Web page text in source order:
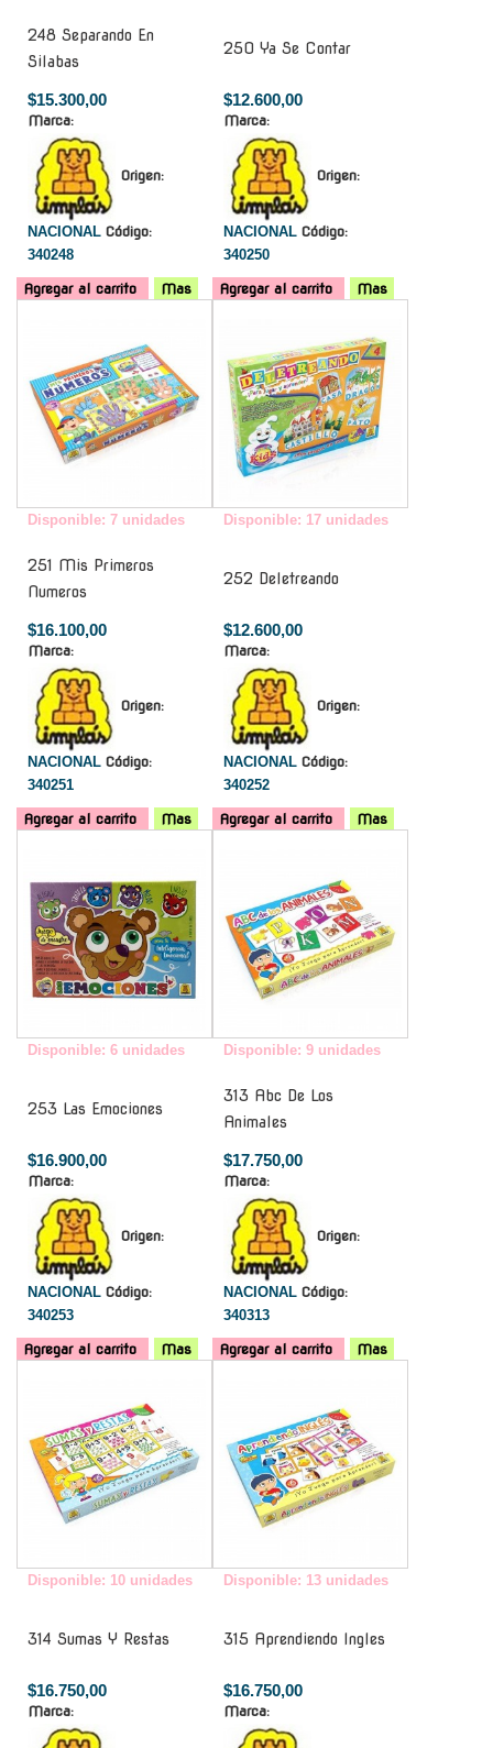
248 Separando En
Silabas
$15.300,00
Marca:
Origen:
NACIONAL Código:
340248
Agregar al carrito Mas
250 Ya Se Contar
$12.600,00
Marca:
Origen:
NACIONAL Código:
340250
Agregar al carrito
Mas
Disponible: 7 unidades
251 Mis Primeros
Numeros
$16.100,00
Marca:
Origen:
NACIONAL Código:
340251
Agregar al carrito Mas
Disponible: 17 unidades
252 Deletreando
$12.600,00
Marca:
Origen:
NACIONAL Código:
340252
Agregar al carrito
Mas
Disponible: 6 unidades
253 Las Emociones
$16.900,00
Marca:
Origen:
NACIONAL Código:
340253
Agregar al carrito Mas
Disponible: 9 unidades
313 Abc De Los
Animales
$17.750,00
Marca:
Origen:
NACIONAL Código:
340313
Agregar al carrito
Mas
Disponible: 10 unidades
314 Sumas Y Restas
$16.750,00
Marca:
Disponible: 13 unidades
315 Aprendiendo Ingles
$16.750,00
Marca: